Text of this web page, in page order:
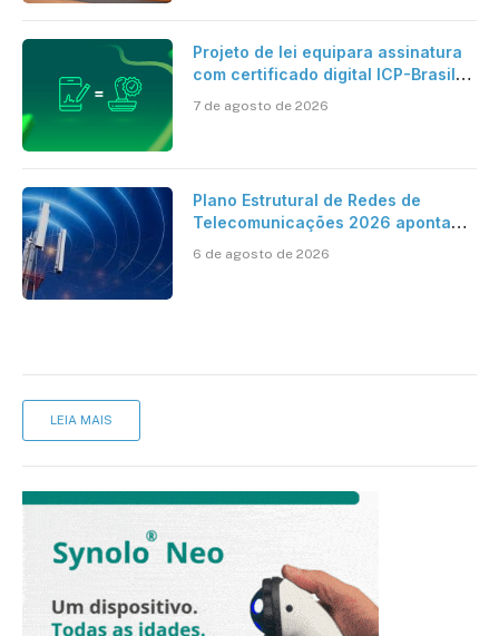
Projeto de lei equipara assinatura
com certificado digital ICP-Brasil
cartório
7 de agosto de 2026
Plano Estrutural de Redes de
Telecomunicações 2026 aponta
mantém desafio
6 de agosto de 2026
LEIA MAIS